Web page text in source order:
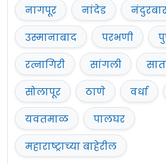
नागपूर
नांदेड
उस्मानाबाद
परभणी
रत्नागिरी
सांगली
सोलापूर
ठाणे वर्धा
यवतमाळ
पालघर
महाराष्ट्राच्या बाहेरील